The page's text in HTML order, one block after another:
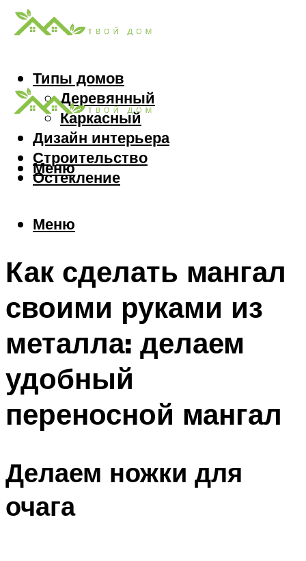
Типы домов
Деревянный
Каркасный
Дизайн интерьера
Строительство
Остекление
Меню
Меню
Как сделать мангал
своими руками из
металла: делаем
удобный
переносной мангал
Делаем ножки для
очага